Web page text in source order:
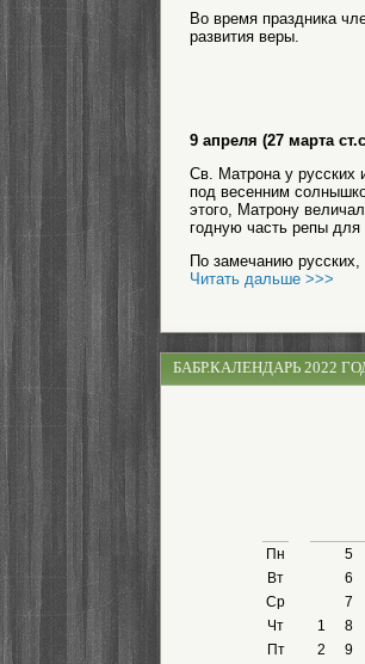
Во время праздника
развития веры.
9 апреля (27 марта
Св. Матрона у русских
под весенним
этого, Матрону
годную часть репы для
По замечанию
Читать дальше >>>
БАБР.КАЛЕНДАРЬ 2022
Пн
Вт
Ср
Чт
Пт
5
6
7
1
8
2
9